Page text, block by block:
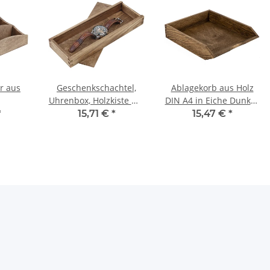
aus
3-
Geschenkschachtel,
Uhrenbox, Holzkiste mit
Schiebedeckel
15,71 € *
Ablagekorb aus Holz
DIN A4 in Eiche Dunkel,
32 × 26 × 7 cm
15,47 € *